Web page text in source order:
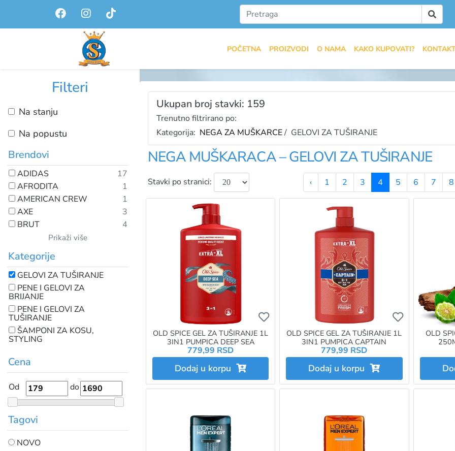
POČETNA PROIZVODI O NAMA KAKO KUPOVATI?
Filteri
Na stanju
Na popustu
Brendovi
ADIDAS
17
AFRODITA
1
AMERICAN CREW
1
AXE
3
BRUT
4
Prikaži više
Kategorije
GELOVI ZA TUŠIRANJE
PENE I GELOVI ZA
BRIJANJE
PENE I GELOVI ZA
TUŠIRANJE
ŠAMPONI ZA KOSU,
STYLING
Cena
Od do
Tagovi
NOVO
Ukupan broj stavki: 159
Trenutno filtrirano po:
Kategorija: NEGA ZA MUŠKARCE/ GELOVI ZA TUŠIRANJE
NEGA MUŠKARACA – GELOVI ZA TUŠIRANJE
Stavki po stranici: ‹ 1 2 3 4 5 6 7 8
Ukoliko želite da dodate proizvod u omiljene
OLD SPICE GEL ZA TUŠIRANJE 1L
3IN1 PUMPICA DEEP SEA
779,99 RSD
Dodaj u korpu
Ukoliko
OLD SPICE GEL ZA TUŠIRANJE 1L
3IN1 PUMPICA CAPTAIN
779,99 RSD
Dodaj u korpu
OLD